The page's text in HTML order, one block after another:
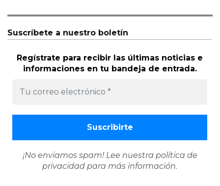
Suscríbete a nuestro boletín
Regístrate para recibir las últimas noticias e
informaciones en tu bandeja de entrada.
¡No enviamos spam! Lee nuestra política de
privacidad para más información.